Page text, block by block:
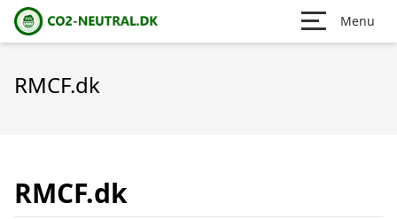
Menu
RMCF.dk
RMCF.dk